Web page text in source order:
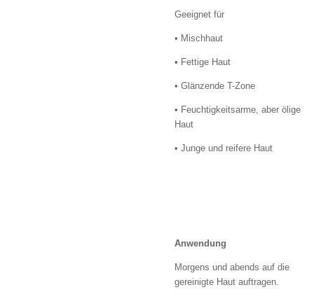
Geeignet für
• Mischhaut
• Fettige Haut
• Glänzende T-Zone
• Feuchtigkeitsarme, aber ölige
Haut
• Junge und reifere Haut
Anwendung
Morgens und abends auf die
gereinigte Haut auftragen.